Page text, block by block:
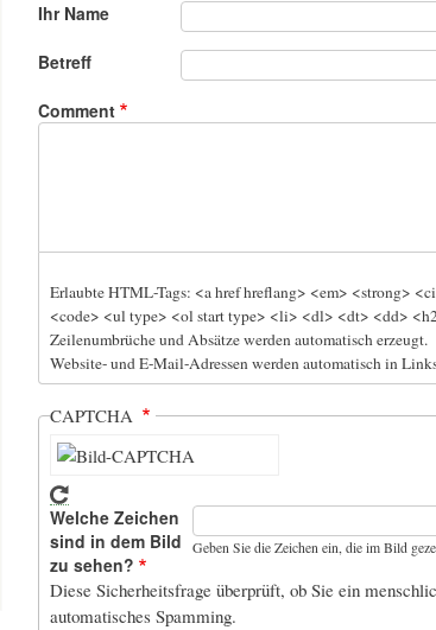
Ihr Name
Betreff
Comment
Erlaubte HTML-Tags: <a href hreflang> <em> <strong>
<code> <ul type> <ol start type> <li> <dl> <dt> <dd>
Zeilenumbrüche und Absätze werden automatisch erzeugt.
Website- und E-Mail-Adressen werden automatisch in
CAPTCHA
Welche Zeichen
sind in dem Bild
zu sehen?
Geben Sie die Zeichen ein, die im Bild
Diese Sicherheitsfrage überprüft, ob Sie ein
automatisches Spamming.